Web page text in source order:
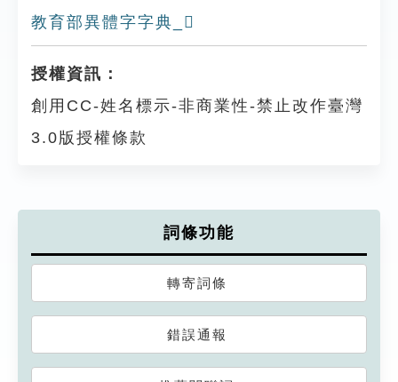
教育部異體字字典_𠩞
授權資訊：
創用CC-姓名標示-非商業性-禁止改作臺灣
3.0版授權條款
詞條功能
轉寄詞條
錯誤通報